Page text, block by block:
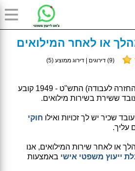
או לאחר המילואים
(
9) דירוגים | דירוג ממוצע (5
)
חוק חיילים משוחררים (החזרה לעבודה) התש"ט - 1949 קובע
ששירת בשירות מילואים.
שכיר יש לך זכויות ואילו חוקי
עליך.
או לאחר שירות המילואים, אנו
ייעוץ משפטי אישי באמצעות